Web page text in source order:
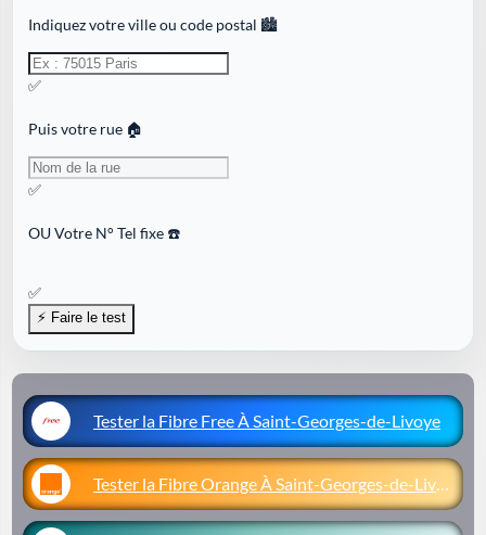
Indiquez votre ville ou code postal 🏙️
✅
Puis votre rue 🏠
✅
OUVotre N° Tel fixe ☎️
✅
Tester la Fibre Free À Saint-Georges-de-Livoye
Tester la Fibre Orange À Saint-Georges-de-Livoye